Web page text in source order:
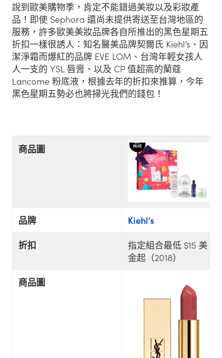
說到歐美購物季，肯定不能錯過美妝以及彩妝產
品！即使 Sephora 還尚未提供寄送至台灣地區的
服務，許多歐美美妝品牌各自所推出的黑色星期五
折扣一樣很誘人：知名醫美品牌契爾氏 Kiehl’s、因
潔淨霜而爆紅的品牌 EVE LOM、台灣年輕女孩人
人一支的 YSL 唇膏、以及 CP 值超高的蘭蔻
Lancome 粉底液，根據去年的折扣來推算，今年
黑色星期五勢必也將掃光我們的錢包！
商品圖
品牌
Kiehl’s
折扣
指定組合最低 $15 美
金起（2018）
商品圖